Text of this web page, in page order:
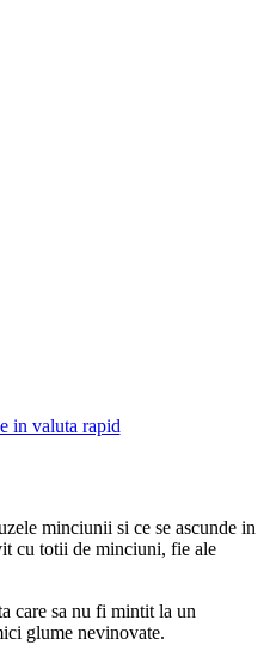
minciunii si ce se ascunde in
cu totii de minciuni, fie ale
care sa nu fi mintit la un
glume nevinovate.